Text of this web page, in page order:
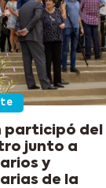
participó del
junto a
y
de la